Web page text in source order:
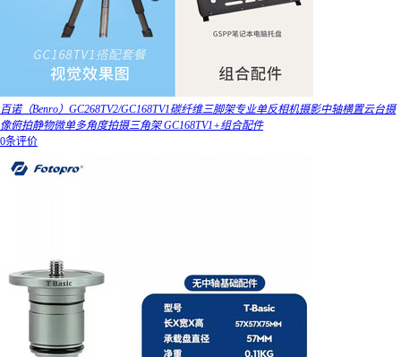
百诺（Benro）GC268TV2/GC168TV1碳纤维三脚架专业单反相机摄影中轴横置云台摄
像俯拍静物微单多角度拍摄三角架 GC168TV1+组合配件
0条评价